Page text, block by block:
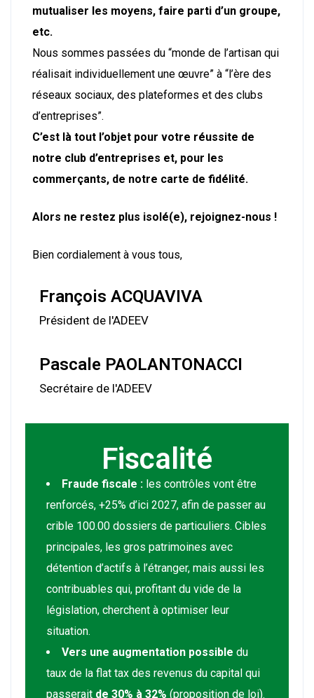
mutualiser les moyens, faire parti d’un groupe,
etc.
Nous sommes passées du “monde de l’artisan qui
réalisait individuellement une œuvre” à “l’ère des
réseaux sociaux, des plateformes et des clubs
d’entreprises”.
C’est là tout l’objet pour votre réussite de
notre club d’entreprises et, pour les
commerçants, de notre carte de fidélité.
Alors ne restez plus isolé(e), rejoignez-nous !
Bien cordialement à vous tous,
François ACQUAVIVA
Président de l'ADEEV
Pascale PAOLANTONACCI
Secrétaire de l'ADEEV
Fiscalité
Fraude fiscale : les contrôles vont être
renforcés, +25% d’ici 2027, afin de passer au
crible 100.00 dossiers de particuliers. Cibles
principales, les gros patrimoines avec
détention d’actifs à l’étranger, mais aussi les
contribuables qui, profitant du vide de la
législation, cherchent à optimiser leur
situation.
Vers une augmentation possible du
taux de la flat tax des revenus du capital qui
passerait de 30% à 32% (proposition de loi).